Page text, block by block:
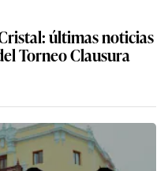
últimas noticias
Torneo Clausura